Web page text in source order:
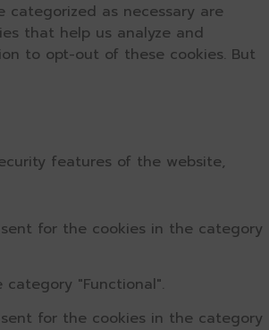
as necessary are
that help us analyze and
to opt-out of these cookies. But
features of the website,
for the cookies in the category
"Functional".
for the cookies in the category